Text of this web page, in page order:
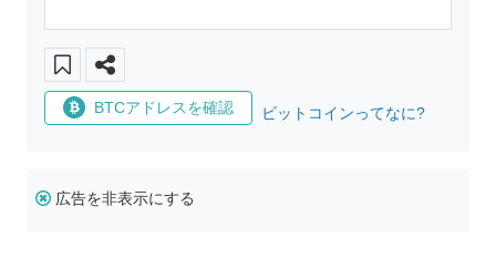
BTCアドレスを確認 ビットコインってなに?
広告を非表示にする